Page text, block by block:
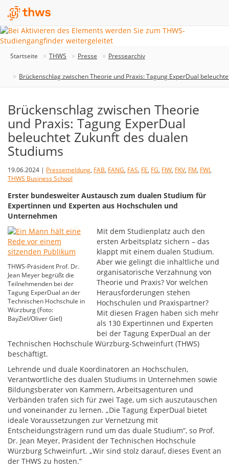
Startseite THWS Presse Pressearchiv
Brückenschlag zwischen Theorie und Praxis: Tagung ExperDual
Brückenschlag zwischen Theorie
und Praxis: Tagung ExperDual
beleuchtet Zukunft des dualen
Studiums
19.06.2024 | Pressemeldung, FAB, FANG, FAS, FE, FG, FIW, FKV, FM, FWI,
THWS Business School
Erster bundesweiter Austausch zum dualen Studium für
Expertinnen und Experten aus Hochschulen und
Unternehmen
THWS-Präsident Prof. Dr.
Jean Meyer begrüßt die
Teilnehmenden bei der
Tagung ExperDual an der
Technischen Hochschule in
Würzburg (Foto:
BayZiel/Oliver Giel)
Mit dem Studienplatz auch den
ersten Arbeitsplatz sichern – das
klappt mit einem dualen Studium.
Aber wie gelingt die inhaltliche und
organisatorische Verzahnung von
Theorie und Praxis? Vor welchen
Herausforderungen stehen
Hochschulen und Praxispartner?
Mit diesen Fragen haben sich mehr
als 130 Expertinnen und Experten
bei der Tagung ExperDual an der
Technischen Hochschule Würzburg-Schweinfurt (THWS)
beschäftigt.
Lehrende und duale Koordinatoren an Hochschulen,
Verantwortliche des dualen Studiums in Unternehmen sowie
Bildungsberater von Kammern, Arbeitsagenturen und
Verbänden trafen sich für zwei Tage, um sich auszutauschen
und voneinander zu lernen. „Die Tagung ExperDual bietet
ideale Voraussetzungen zur Vernetzung mit
Entscheidungsträgern rund um das duale Studium“, so Prof.
Dr. Jean Meyer, Präsident der Technischen Hochschule
Würzburg Schweinfurt. „Wir sind stolz darauf, dieses Event an
der THWS zu hosten.“